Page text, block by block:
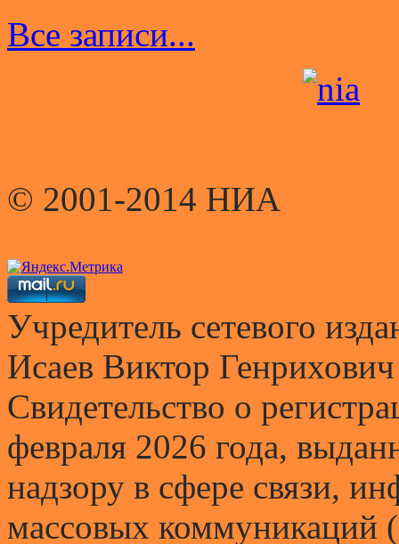
Все записи...
© 2001-2014 НИА
Учредитель сетевого
Исаев Виктор Генрихович
Свидетельство о
февраля 2026 года,
надзору в сфере связи,
массовых коммуникаций